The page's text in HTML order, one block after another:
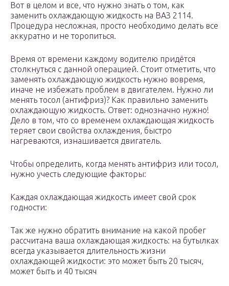
Вот в целом и все, что нужно знать о том, как
заменить охлаждающую жидкость на ВАЗ 2114.
Процедура несложная, просто необходимо делать все
аккуратно и не торопиться.
Время от времени каждому водителю придётся
столкнуться с данной операцией. Стоит отметить, что
заменять охлаждающую жидкость нужно вовремя,
иначе не избежать проблем в двигателем. Нужно ли
менять тосол (антифриз)? Как правильно заменить
охлаждающую жидкость. Ответ: однозначно нужно!
Дело в том, что со временем охлаждающая жидкость
теряет свои свойства охлаждения, быстро
нагреваются, изнашивается двигатель.
Чтобы определить, когда менять антифриз или тосол,
нужно учесть следующие факторы:
Каждая охлаждающая жидкость имеет свой срок
годности:
Так же нужно обратить внимание на какой пробег
рассчитана ваша охлаждающая жидкость: на бутылках
всегда указывается длительность жизни
охлаждающей жидкости: это может быть 20 тысяч,
может быть и 40 тысяч